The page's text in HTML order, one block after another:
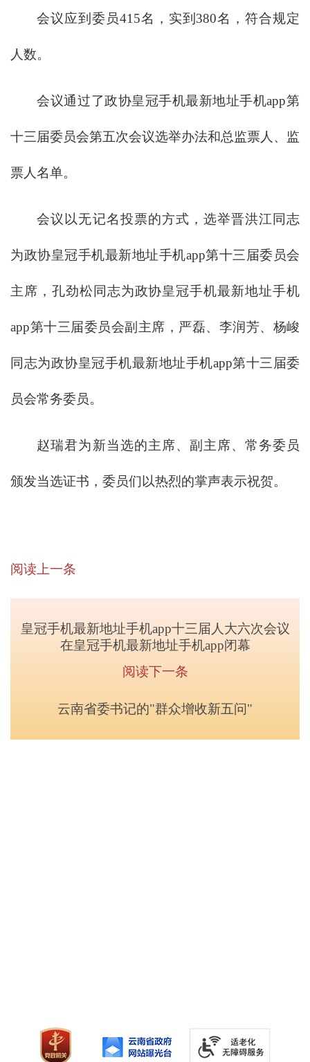
会议应到委员415名，实到380名，符合规定
人数。
会议通过了政协皇冠手机最新地址手机app第
十三届委员会第五次会议选举办法和总监票人、监
票人名单。
会议以无记名投票的方式，选举晋洪江同志
为政协皇冠手机最新地址手机app第十三届委员会
主席，孔劲松同志为政协皇冠手机最新地址手机
app第十三届委员会副主席，严磊、李润芳、杨峻
同志为政协皇冠手机最新地址手机app第十三届委
员会常务委员。
赵瑞君为新当选的主席、副主席、常务委员
颁发当选证书，委员们以热烈的掌声表示祝贺。
阅读上一条
皇冠手机最新地址手机app十三届人大六次会议
在皇冠手机最新地址手机app闭幕
阅读下一条
云南省委书记的"群众增收新五问"